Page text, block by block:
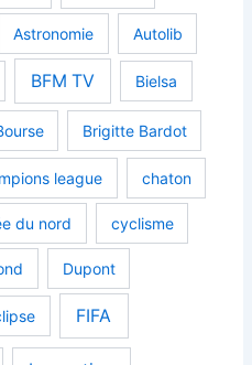
Astronomie Autolib
BFM TV Bielsa
Brigitte Bardot
league chaton
du nord cyclisme
Dupont
FIFA